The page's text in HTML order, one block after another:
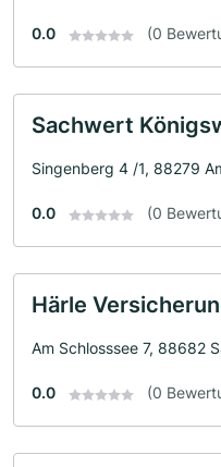
0.0 (0
Sachwert
Singenberg 4 /1, 88279
0.0 (0
Härle
Am Schlosssee 7, 88682
0.0 (0